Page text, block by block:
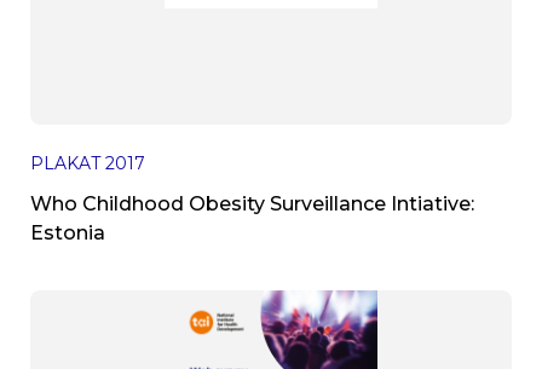
PLAKAT2017
Who Childhood Obesity Surveillance Intiative:
Estonia